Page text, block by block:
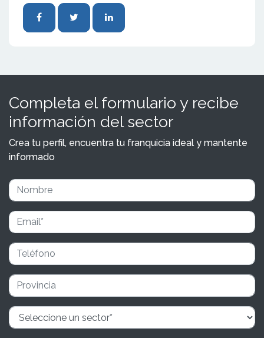
Completa el formulario y recibe
información del sector
Crea tu perfil, encuentra tu franquicia ideal y mantente
informado